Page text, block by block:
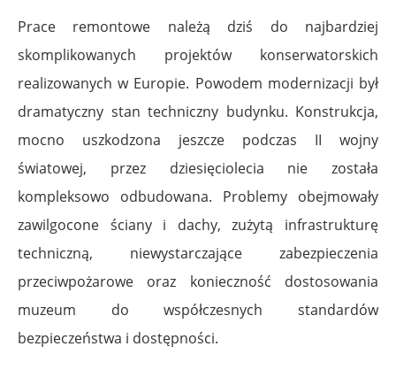
Prace remontowe należą dziś do najbardziej
skomplikowanych projektów konserwatorskich
realizowanych w Europie. Powodem modernizacji był
dramatyczny stan techniczny budynku. Konstrukcja,
mocno uszkodzona jeszcze podczas II wojny
światowej, przez dziesięciolecia nie została
kompleksowo odbudowana. Problemy obejmowały
zawilgocone ściany i dachy, zużytą infrastrukturę
techniczną, niewystarczające zabezpieczenia
przeciwpożarowe oraz konieczność dostosowania
muzeum do współczesnych standardów
bezpieczeństwa i dostępności.